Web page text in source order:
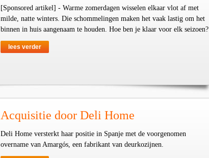
[Sponsored artikel] - Warme zomerdagen wisselen elkaar vlot af met
milde, natte winters. Die schommelingen maken het vaak lastig om het
binnen in huis aangenaam te houden. Hoe ben je klaar voor elk seizoen?
lees verder
Acquisitie door Deli Home
Deli Home versterkt haar positie in Spanje met de voorgenomen
overname van Amargós, een fabrikant van deurkozijnen.